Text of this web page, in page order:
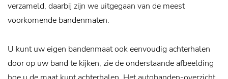
verzameld, daarbij zijn we uitgegaan van de meest
voorkomende bandenmaten.
U kunt uw eigen bandenmaat ook eenvoudig achterhalen
door op uw band te kijken, zie de onderstaande afbeelding